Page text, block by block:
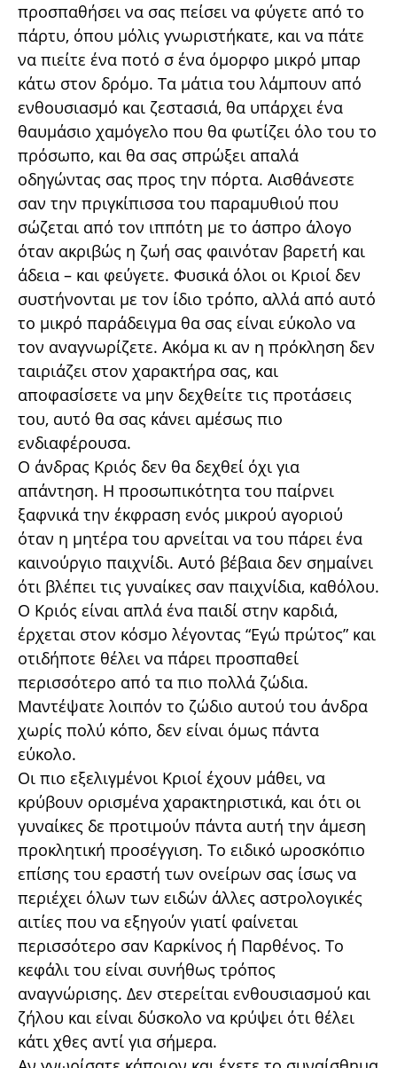
προσπαθήσει να σας πείσει να φύγετε από το
πάρτυ, όπου μόλις γνωριστήκατε, και να πάτε
να πιείτε ένα ποτό σ ένα όμορφο μικρό μπαρ
κάτω στον δρόμο. Τα μάτια του λάμπουν από
ενθουσιασμό και ζεστασιά, θα υπάρχει ένα
θαυμάσιο χαμόγελο που θα φωτίζει όλο του το
πρόσωπο, και θα σας σπρώξει απαλά
οδηγώντας σας προς την πόρτα. Αισθάνεστε
σαν την πριγκίπισσα του παραμυθιού που
σώζεται από τον ιππότη με το άσπρο άλογο
όταν ακριβώς η ζωή σας φαινόταν βαρετή και
άδεια – και φεύγετε. Φυσικά όλοι οι Κριοί δεν
συστήνονται με τον ίδιο τρόπο, αλλά από αυτό
το μικρό παράδειγμα θα σας είναι εύκολο να
τον αναγνωρίζετε. Ακόμα κι αν η πρόκληση δεν
ταιριάζει στον χαρακτήρα σας, και
αποφασίσετε να μην δεχθείτε τις προτάσεις
του, αυτό θα σας κάνει αμέσως πιο
ενδιαφέρουσα.
Ο άνδρας Κριός δεν θα δεχθεί όχι για
απάντηση. Η προσωπικότητα του παίρνει
ξαφνικά την έκφραση ενός μικρού αγοριού
όταν η μητέρα του αρνείται να του πάρει ένα
καινούργιο παιχνίδι. Αυτό βέβαια δεν σημαίνει
ότι βλέπει τις γυναίκες σαν παιχνίδια, καθόλου.
Ο Κριός είναι απλά ένα παιδί στην καρδιά,
έρχεται στον κόσμο λέγοντας “Εγώ πρώτος” και
οτιδήποτε θέλει να πάρει προσπαθεί
περισσότερο από τα πιο πολλά ζώδια.
Μαντέψατε λοιπόν το ζώδιο αυτού του άνδρα
χωρίς πολύ κόπο, δεν είναι όμως πάντα
εύκολο.
Οι πιο εξελιγμένοι Κριοί έχουν μάθει, να
κρύβουν ορισμένα χαρακτηριστικά, και ότι οι
γυναίκες δε προτιμούν πάντα αυτή την άμεση
προκλητική προσέγγιση. Το ειδικό ωροσκόπιο
επίσης του εραστή των ονείρων σας ίσως να
περιέχει όλων των ειδών άλλες αστρολογικές
αιτίες που να εξηγούν γιατί φαίνεται
περισσότερο σαν Καρκίνος ή Παρθένος. Το
κεφάλι του είναι συνήθως τρόπος
αναγνώρισης. Δεν στερείται ενθουσιασμού και
ζήλου και είναι δύσκολο να κρύψει ότι θέλει
κάτι χθες αντί για σήμερα.